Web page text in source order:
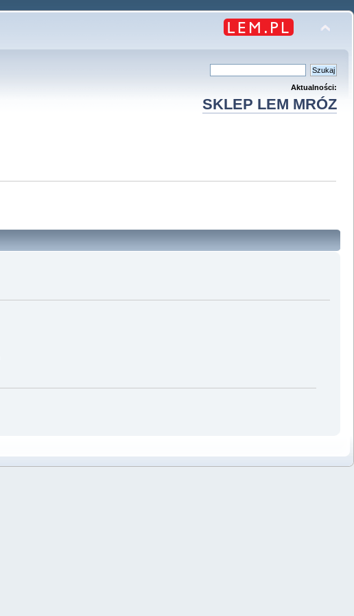
Aktualności:
SKLEP LEM MRÓZ